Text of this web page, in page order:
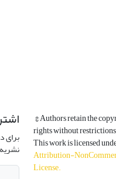
© Authors retain the
rights without
This work is licensed
Attribution-
License.
برای